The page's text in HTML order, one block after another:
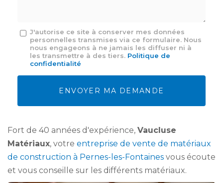
Message
J'autorise ce site à conserver mes données
personnelles transmises via ce formulaire. Nous
nous engageons à ne jamais les diffuser ni à
les transmettre à des tiers. Politique de
confidentialité
Acceptation
*
ENVOYER MA DEMANDE
Fort de 40 années d'expérience, Vaucluse
Matériaux, votre entreprise de vente de matériaux
de construction à Pernes-les-Fontaines vous écoute
et vous conseille sur les différents matériaux.